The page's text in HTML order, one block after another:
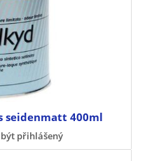
seidenmatt 400ml
přihlášený